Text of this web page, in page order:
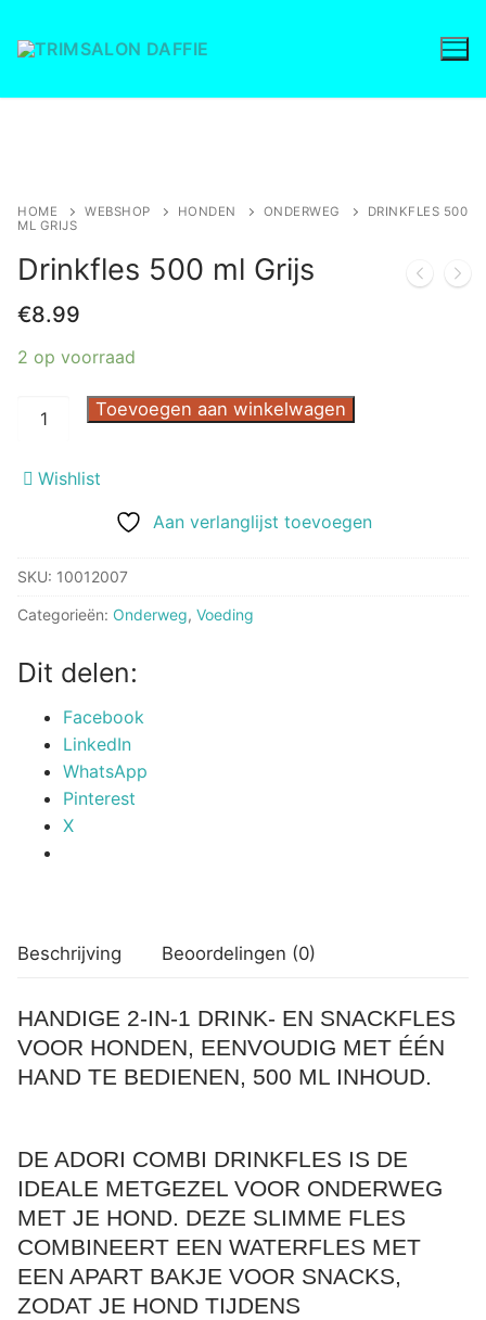
naar
inhoud
HOME WEBSHOP HONDEN ONDERWEG
DRINKFLES 500
ML GRIJS
Drinkfles 500 ml Grijs
€8.99
2 op voorraad
Drinkfles
Grijs
Toevoegen aan winkelwagen
Wishlist
Aan verlanglijst toevoegen
SKU: 10012007
Categorieën: Onderweg, Voeding
Dit delen:
Facebook
LinkedIn
WhatsApp
Pinterest
X
Beschrijving Beoordelingen (0)
HANDIGE 2-IN-1 DRINK- EN SNACKFLES
VOOR HONDEN, EENVOUDIG MET ÉÉN
HAND TE BEDIENEN, 500 ML INHOUD.
DE ADORI COMBI DRINKFLES IS DE
IDEALE METGEZEL VOOR ONDERWEG
MET JE HOND. DEZE SLIMME FLES
COMBINEERT EEN WATERFLES MET
EEN APART BAKJE VOOR SNACKS,
ZODAT JE HOND TIJDENS